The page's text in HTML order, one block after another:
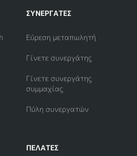
ΣΥΝΕΡΓΆΤΕΣ
Εύρεση μεταπωλητή
Γίνετε συνεργάτης
Γίνετε συνεργάτης
συμμαχίας
Πύλη συνεργατών
ΠΕΛΑΤΕΣ